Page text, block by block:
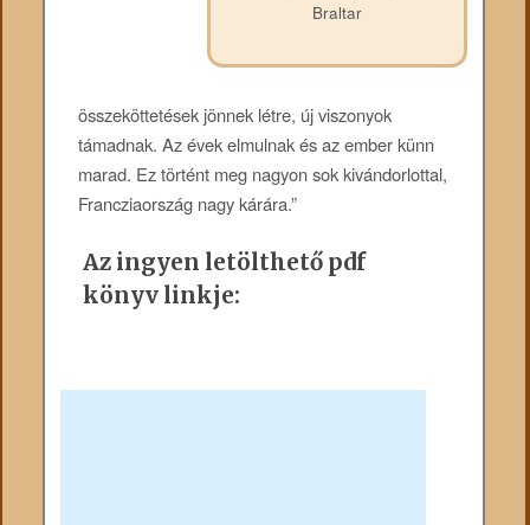
Braltar
összeköttetések jönnek létre, új viszonyok
támadnak. Az évek elmulnak és az ember künn
marad. Ez történt meg nagyon sok kivándorlottal,
Francziaország nagy kárára.”
Az ingyen letölthető pdf
könyv linkje: